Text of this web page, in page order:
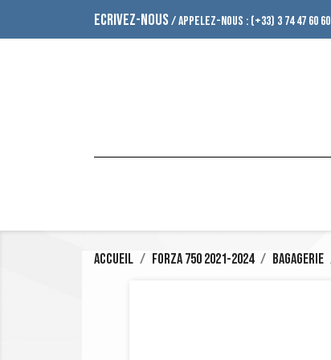
ECRIVEZ-NOUS/ APPELEZ-NOUS : (+33) 3 74 47 60 60
Accueil Forza 750 2021-2024 Bagagerie